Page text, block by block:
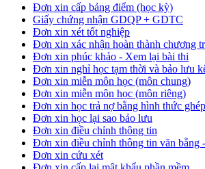
Đơn xin cấp bảng điểm (học kỳ)
Giấy chứng nhận GDQP + GDTC
Đơn xin xét tốt nghiệp
Đơn xin xác nhận hoàn thành chương
Đơn xin phúc khảo - Xem lại bài thi
Đơn xin nghỉ học tạm thời và bảo lưu
Đơn xin miễn môn học (môn chung)
Đơn xin miễn môn học (môn riêng)
Đơn xin học trả nợ bằng hình thức
Đơn xin học lại sao bảo lưu
Đơn xin điều chỉnh thông tin
Đơn xin điều chỉnh thông tin văn bằng
Đơn xin cứu xét